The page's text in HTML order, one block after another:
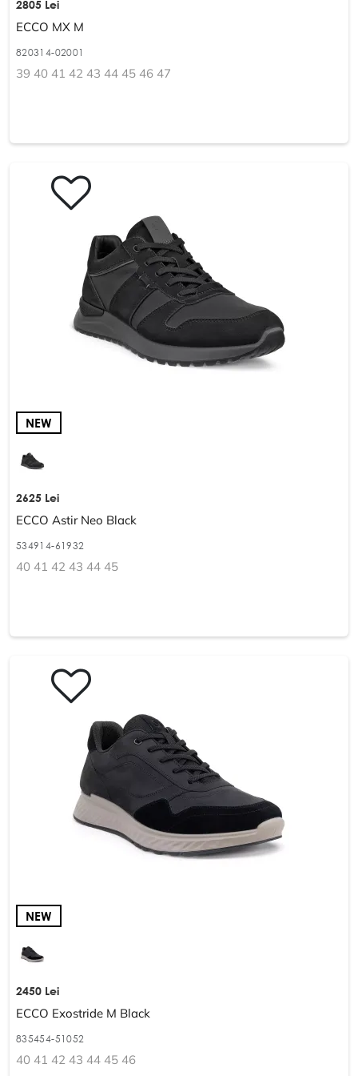
2805 Lei
ECCO MX M
820314-02001
39 40 41 42 43 44 45 46 47
NEW
2625 Lei
ECCO Astir Neo Black
534914-61932
40 41 42 43 44 45
NEW
2450 Lei
ECCO Exostride M Black
835454-51052
40 41 42 43 44 45 46